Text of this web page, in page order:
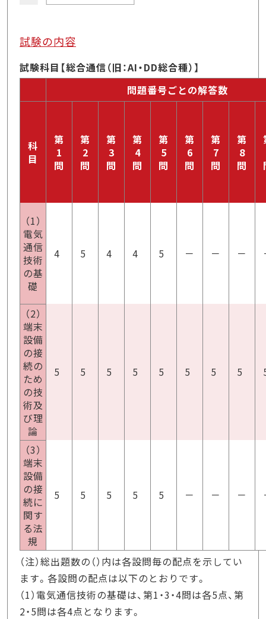
試験の内容
試験科目【総合通信（旧：AI・DD総合種）】
問題番号ごとの解答数
科
目
第
1
問
第
2
問
第
3
問
第
4
問
第
5
問
第
6
問
第
7
問
第
8
問
（1）
電気
通信
技術
の基
礎
4 5 4 4 5 － － －
（2）
端末
設備
の接
続の
ため
の技
術及
び理
論
5 5 5 5 5 5 5 5
（3）
端末
設備
の接
続に
関す
る法
規
5 5 5 5 5 － － －
（注）総出題数の（）内は各設問毎の配点を示してい
ます。各設問の配点は以下のとおりです。
（1）電気通信技術の基礎は、第1・3・4問は各5点、第
2・5問は各4点となります。